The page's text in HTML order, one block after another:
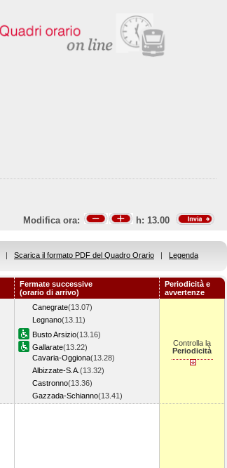
Modifica ora: h: 13.00
| Scarica il formato PDF del Quadro Orario | Legenda
Fermate successive
(orario di arrivo)
Periodicità e
avvertenze
Canegrate(13.07)
Legnano(13.11)
Busto Arsizio(13.16)
Gallarate(13.22)
Cavaria-Oggiona(13.28)
Albizzate-S.A. (13.32)
Castronno(13.36)
Gazzada-Schianno(13.41)
Controlla la
Periodicità